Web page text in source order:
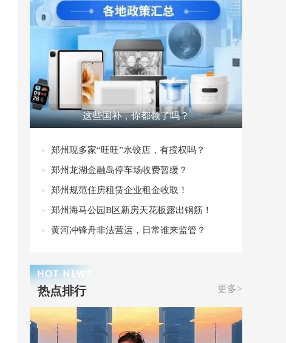
这些国补，你都领了吗？
郑州现多家“旺旺”水饺店，有授权吗？
郑州龙湖金融岛停车场收费暂缓？
郑州规范住房租赁企业租金收取！
郑州海马公园B区新房天花板露出钢筋！
黄河冲锋舟非法营运，日常谁来监管？
更多>
热点排行